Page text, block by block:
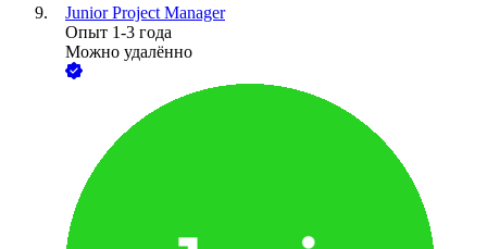
Junior Project Manager
Опыт 1-3 года
Можно удалённо